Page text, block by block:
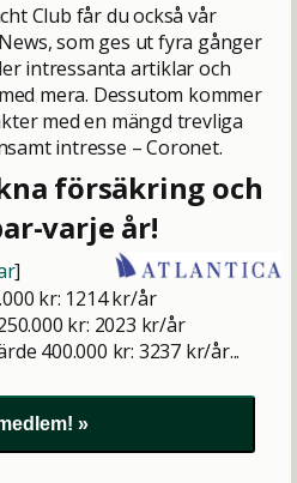
Club får du också vår
som ges ut fyra gånger
intressanta artiklar och
mera. Dessutom kommer
med en mängd trevliga
intresse – Coronet.
försäkring och
varje år!
]
kr: 1214 kr/år
kr: 2023 kr/år
400.000 kr: 3237 kr/år...